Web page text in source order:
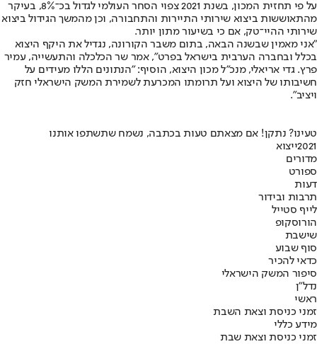
על פי תחזית המכון, בשנת 2021 צפוי הסחר העולמי לגדול בכ־8%, בעיקר
מהתאוששות ביצוא שירותי התיירות והתחבורה, וכן מהמשך הגידול ביצוא
שירותי ההיי־טק, אם כי בשיעור מתון יותר.
"אני מאמין שבשנה הבאה, בתום משבר הקורונה, נגדיל את היקף היצוא
בכלל ובחברה הערבית בישראל בפרט", אמר שר הכלכלה והתעשייה, עמיר
פרץ. גדי אריאלי, מנכ"ל מכון היצוא, הוסיף: "הנתונים הללו מעידים על
חשיבותו של היצוא ועל תרומתו המכרעת לשמירת המשק הישראלי חזק
ויציב".
טעינו? נתקן! אם מצאתם טעות בכתבה, נשמח שתשתפו אותנו
2021ייצוא
מדורים
ספורט
דעות
תרבות ובידור
לייף סטייל
הורוסקופ
שישבת
סוף שבוע
כדאי להכיר
סיפור המשק הישראלי
נדל"ן
ראשי
זמני כניסת וצאת השבת
מידע כללי
זמני כניסת וצאת שבת